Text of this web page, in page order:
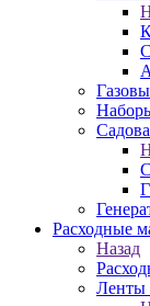
Расходные
Назад
Ленты